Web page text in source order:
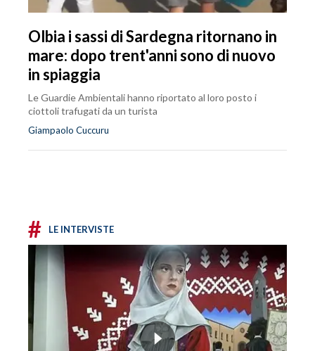
Olbia i sassi di Sardegna ritornano in
mare: dopo trent'anni sono di nuovo
in spiaggia
Le Guardie Ambientali hanno riportato al loro posto i
ciottoli trafugati da un turista
Giampaolo Cuccuru
# LE INTERVISTE